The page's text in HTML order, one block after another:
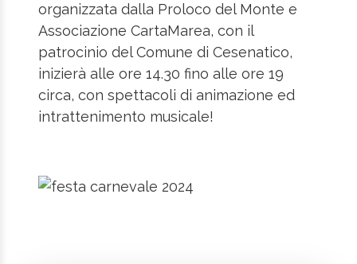
organizzata dalla Proloco del Monte e
Associazione CartaMarea, con il
patrocinio del Comune di Cesenatico,
inizierà alle ore 14.30 fino alle ore 19
circa, con spettacoli di animazione ed
intrattenimento musicale!